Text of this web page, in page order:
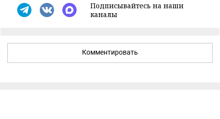
Подписывайтесь на наши
каналы
Комментировать